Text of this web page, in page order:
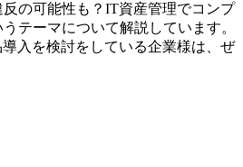
反の可能性も？IT資産管理でコンプ
うテーマについて解説しています。
入を検討をしている企業様は、ぜ